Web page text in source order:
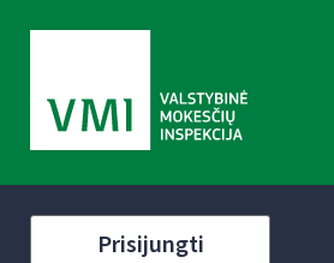
Prisijungti